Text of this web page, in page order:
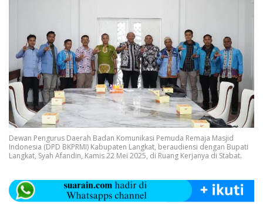
Dewan Pengurus Daerah Badan Komunikasi Pemuda Remaja Masjid
Indonesia (DPD BKPRMI) Kabupaten Langkat, beraudiensi dengan Bupati
Langkat, Syah Afandin, Kamis 22 Mei 2025, di Ruang Kerjanya di Stabat.